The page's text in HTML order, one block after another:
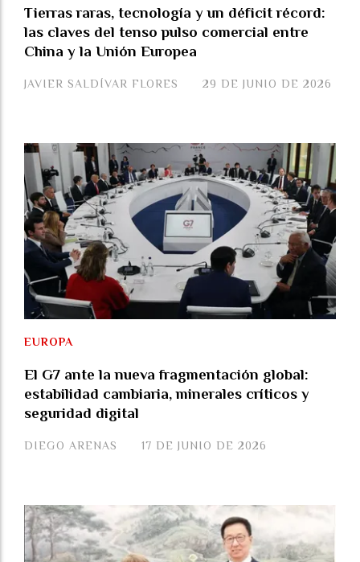
Tierras raras, tecnología y un déficit récord:
las claves del tenso pulso comercial entre
China y la Unión Europea
JAVIER SALDÍVAR FLORES 29 DE JUNIO DE 2026
El G7 ante la nueva fragmentación global:
estabilidad cambiaria, minerales críticos y
seguridad digital
DIEGO ARENAS
EUROPA
17 DE JUNIO DE 2026